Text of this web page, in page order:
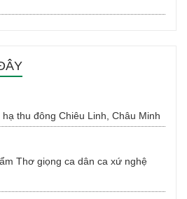
thu đông Chiêu Linh, Châu Minh
Thơ giọng ca dân ca xứ nghệ